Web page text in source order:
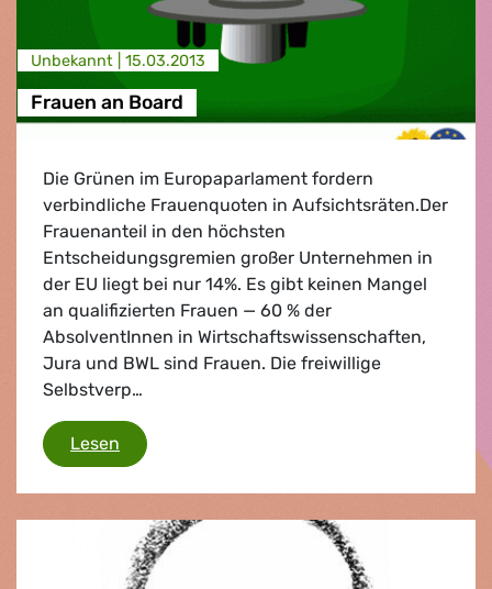
Unbekannt | 15.03.2013
Frauen an Board
Die Grünen im Europaparlament fordern
verbindliche Frauenquoten in Aufsichtsräten.Der
Frauenanteil in den höchsten
Entscheidungsgremien großer Unternehmen in
der EU liegt bei nur 14%. Es gibt keinen Mangel
an qualifizierten Frauen — 60 % der
AbsolventInnen in Wirtschaftswissenschaften,
Jura und BWL sind Frauen. Die freiwillige
Selbstverp…
Lesen Frauen an Board